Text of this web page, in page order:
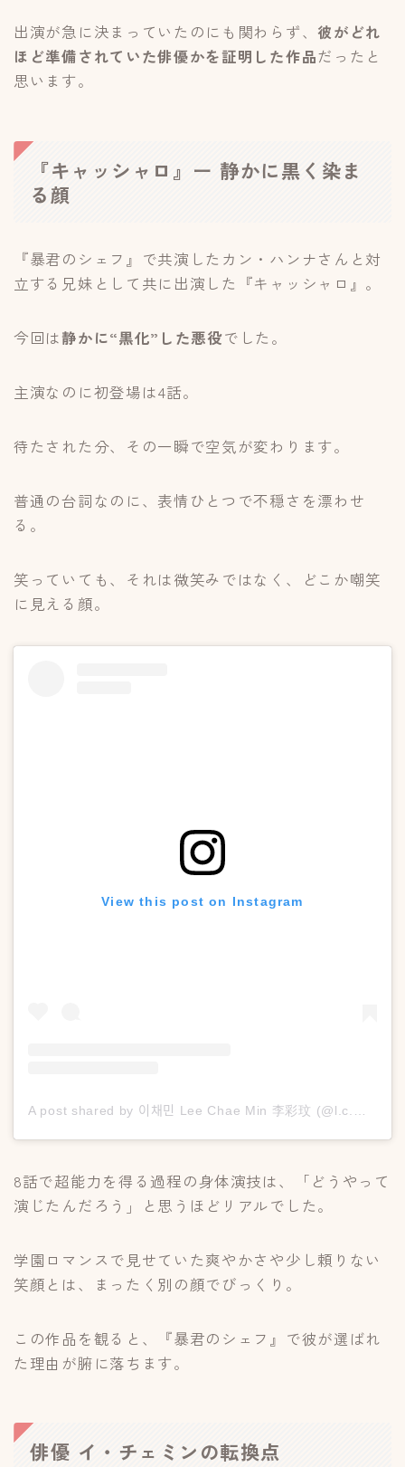
出演が急に決まっていたのにも関わらず、彼がどれ
ほど準備されていた俳優かを証明した作品だったと
思います。
『キャッシャロ』ー 静かに黒く染ま
る顔
『暴君のシェフ』で共演したカン・ハンナさんと対
立する兄妹として共に出演した『キャッシャロ』。
今回は静かに“黒化”した悪役でした。
主演なのに初登場は4話。
待たされた分、その一瞬で空気が変わります。
普通の台詞なのに、表情ひとつで不穏さを漂わせ
る。
笑っていても、それは微笑みではなく、どこか嘲笑
に見える顔。
View this post on Instagram
8話で超能力を得る過程の身体演技は、「どうやって
演じたんだろう」と思うほどリアルでした。
学園ロマンスで見せていた爽やかさや少し頼りない
笑顔とは、まったく別の顔でびっくり。
この作品を観ると、『暴君のシェフ』で彼が選ばれ
た理由が腑に落ちます。
俳優 イ・チェミンの転換点